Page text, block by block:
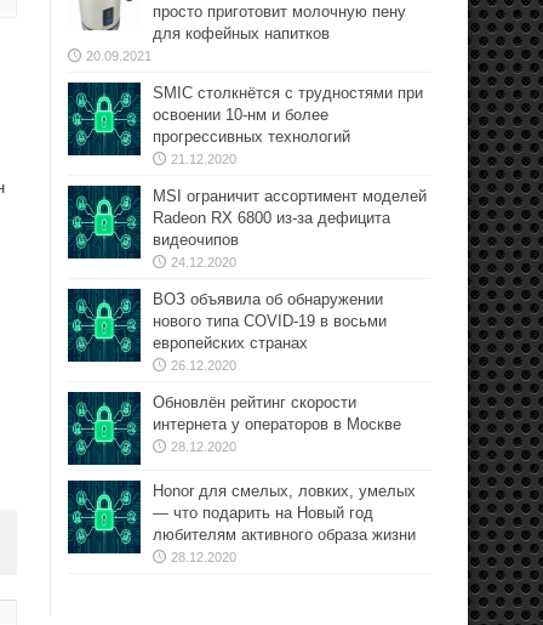
просто приготовит молочную пену
для кофейных напитков
20.09.2021
SMIC столкнётся с трудностями при
освоении 10-нм и более
прогрессивных технологий
21.12.2020
MSI ограничит ассортимент моделей
Radeon RX 6800 из-за дефицита
видеочипов
24.12.2020
ВОЗ объявила об обнаружении
нового типа COVID-19 в восьми
европейских странах
26.12.2020
Обновлён рейтинг скорости
интернета у операторов в Москве
28.12.2020
Honor для смелых, ловких, умелых
— что подарить на Новый год
любителям активного образа жизни
28.12.2020